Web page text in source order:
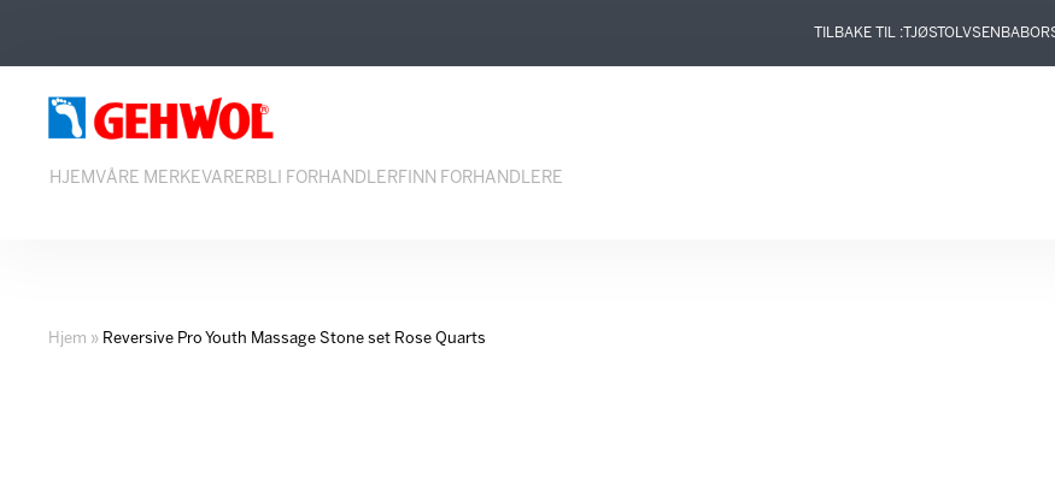
TILBAKE TIL : TJØSTOLVSEN BABOR
HJEM VÅRE MERKEVARERBLI FORHANDLERFINN FORHANDLERE
Hjem » Reversive Pro Youth Massage Stone set Rose Quarts